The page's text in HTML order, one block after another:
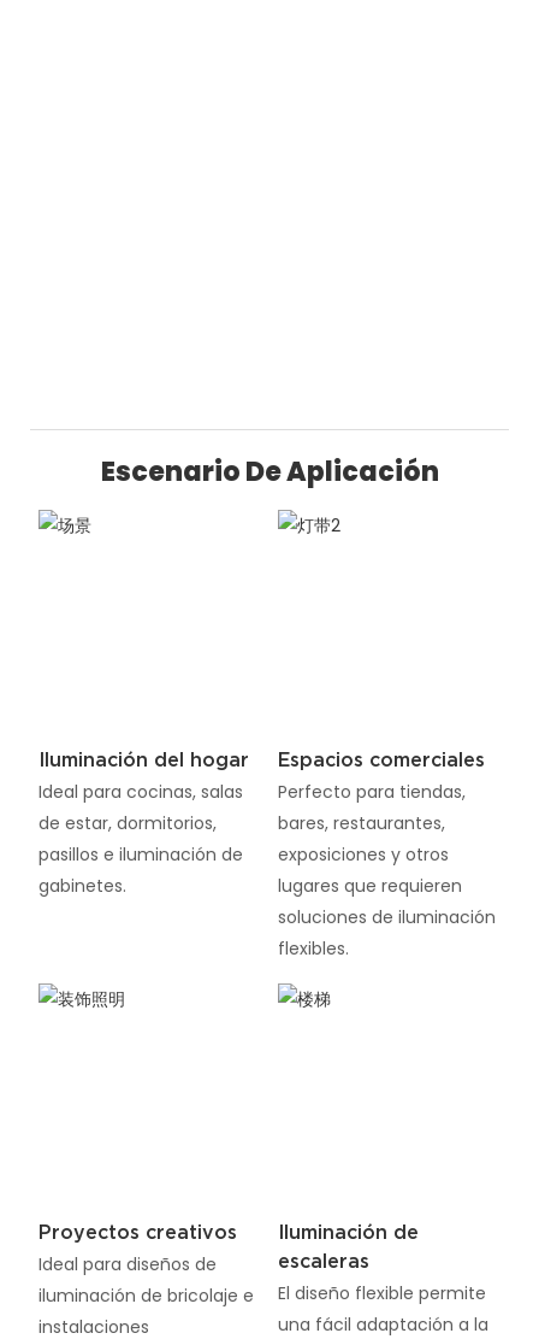
Escenario De Aplicación
Iluminación del hogar
Ideal para cocinas, salas
de estar, dormitorios,
pasillos e iluminación de
gabinetes.
Espacios comerciales
Perfecto para tiendas,
bares, restaurantes,
exposiciones y otros
lugares que requieren
soluciones de iluminación
flexibles.
Proyectos creativos
Ideal para diseños de
iluminación de bricolaje e
instalaciones
Iluminación de
escaleras
El diseño flexible permite
una fácil adaptación a la